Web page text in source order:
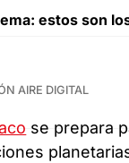
estos son
AIRE DIGITAL
se prepara